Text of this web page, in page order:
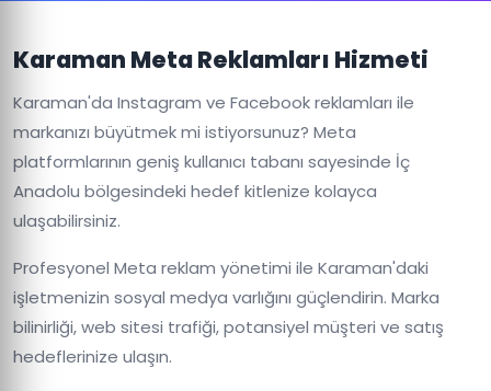
Karaman Meta Reklamları Hizmeti
Karaman'da Instagram ve Facebook reklamları ile
markanızı büyütmek mi istiyorsunuz? Meta
platformlarının geniş kullanıcı tabanı sayesinde İç
Anadolu bölgesindeki hedef kitlenize kolayca
ulaşabilirsiniz.
Profesyonel Meta reklam yönetimi ile Karaman'daki
işletmenizin sosyal medya varlığını güçlendirin. Marka
bilinirliği, web sitesi trafiği, potansiyel müşteri ve satış
hedeflerinize ulaşın.